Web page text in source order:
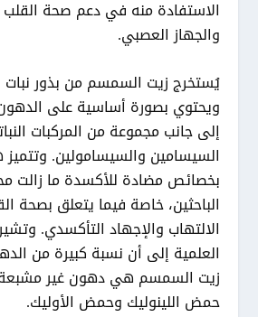
الاستفادة منه في دعم صحة
والجهاز العصبي.
يُستخرج زيت السمسم من بذور
ويحتوي بصورة أساسية على
إلى جانب مجموعة من المركبات
السيسامين والسيسامولين. وتتميز
بخصائص مضادة للأكسدة ما زالت
الباحثين، خاصة فيما يتعلق بصحة
الالتهاب والإجهاد التأكسدي.
العلمية إلى أن نسبة كبيرة من
زيت السمسم هي دهون غير
حمض اللينوليك وحمض الأوليك.